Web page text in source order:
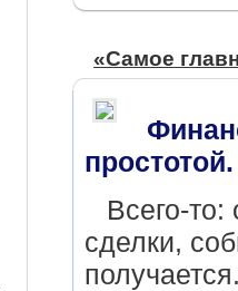
«Самое
простотой.
Всего-
сделки,